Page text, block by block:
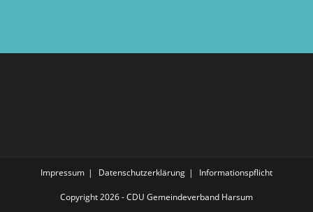
Impressum Datenschutzerklärung Informationspflicht
Copyright 2026 - CDU Gemeindeverband Harsum